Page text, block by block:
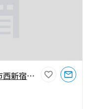
【埼玉県蓮田市】蓮田市西新宿1丁目400坪倉庫